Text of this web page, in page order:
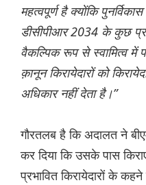
महत्वपूर्ण है क्योंकि
डीसीपीआर 2034 के कुछ
वैकल्पिक रूप से स्वामित्व में
क़ानून किरायेदारों को
अधिकार नहीं देता है।”
गौरतलब है कि अदालत ने
कर दिया कि उसके पास
प्रभावित किरायेदारों के